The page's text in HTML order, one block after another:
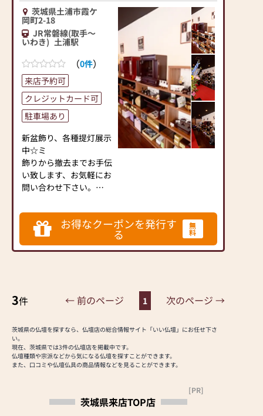
本を代表する家具メーカ
ー「カリモク家具」との
協同開発で、現代の住宅
にあったモダンなお仏壇
を作っています。他にも
国内の家具専門メーカー
と作り上げたお仏壇コレ
クションがあり、祈る人
と偲ぶ人をつなぐ新しい
カタチを提案します。
≪はせがわ店舗サービス
のご案内≫
●仏壇・仏具・お墓・相
続・遺品整理のご相談
●ご来店予約(ページ内
らお申込ください)
●お電話(ご相談や商品
のご注文を承ります。お
電話時に「いい仏壇を見
ご購入のお手続きを致し
≪お仏壇のはせがわより
お客様へ≫
「仏壇や仏具をお探しで
い。当店は幅広い品揃え
【駐車場】7台
茨城県土浦市霞ケ
岡町2-18
JR常磐線(取手～
いわき) 土浦駅
（0件）
来店予約可
クレジットカード可
駐車場あり
新盆飾り、各種提灯展示
中☆ミ
飾りから撤去までお手伝
い致します、お気軽にお
問い合わせ下さい。
-------------------------------
-------------------------------
-------------
仏壇はもちろん、仏具も
何なりとご相談くださ
いただきます。
皆さまのお越しを心より
お待ち申し上げておりま
お得なクーポンを発行す
る
無
料
3件 ← 前のページ 1 次のページ →
茨城県の仏壇を探すなら、仏壇店の総合情報サイト「いい仏壇」にお任せ下さ
い。
現在、茨城県では3件の仏壇店を掲載中です。
仏壇種類や宗派などから気になる仏壇を探すことができます。
また、口コミや仏壇仏具の商品情報などを見ることができます。
茨城県来店TOP店
[PR]